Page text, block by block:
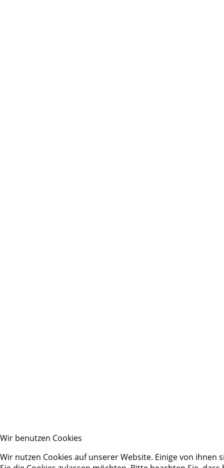
Wir benutzen Cookies
Wir nutzen Cookies auf unserer Website. Einige von